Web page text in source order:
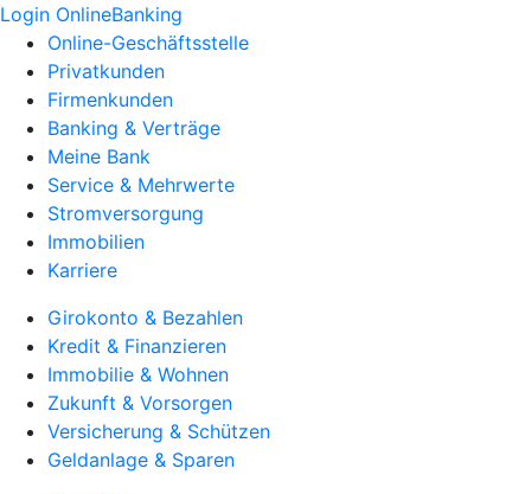
Login OnlineBanking
Online-Geschäftsstelle
Privatkunden
Firmenkunden
Banking & Verträge
Meine Bank
Service & Mehrwerte
Stromversorgung
Immobilien
Karriere
Girokonto & Bezahlen
Kredit & Finanzieren
Immobilie & Wohnen
Zukunft & Vorsorgen
Versicherung & Schützen
Geldanlage & Sparen